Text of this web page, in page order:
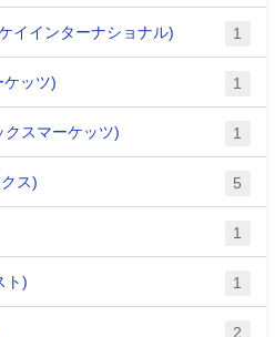
イインターナショナル) 1
ケッツ) 1
スマーケッツ) 1
ス) 5
1
ト) 1
2